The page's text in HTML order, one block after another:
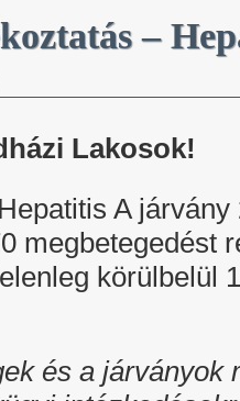
–
Lakosok!
A
megbetegedést
körülbelül
és a járványok